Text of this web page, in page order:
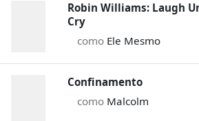
Robin Williams: Laugh
Cry
como Ele Mesmo
Confinamento
como Malcolm